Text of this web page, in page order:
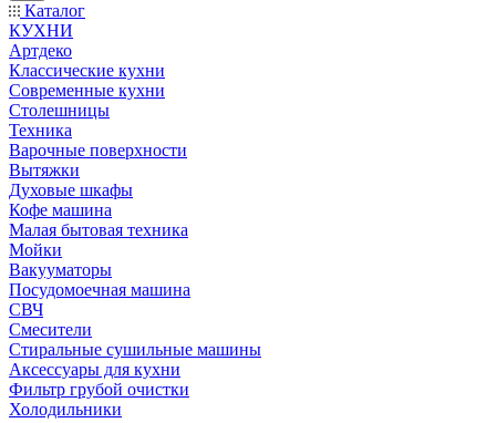
Каталог
КУХНИ
Артдеко
Классические кухни
Современные кухни
Столешницы
Техника
Варочные поверхности
Вытяжки
Духовые шкафы
Кофе машина
Малая бытовая техника
Мойки
Вакууматоры
Посудомоечная машина
СВЧ
Смесители
Стиральные сушильные машины
Аксессуары для кухни
Фильтр грубой очистки
Холодильники